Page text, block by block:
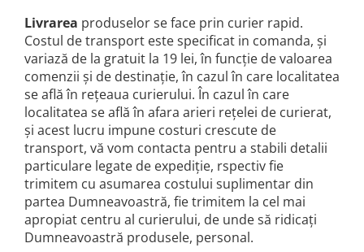
Livrarea produselor se face prin curier rapid.
Costul de transport este specificat in comanda, și
variază de la gratuit la 19 lei, în funcție de valoarea
comenzii și de destinație, în cazul în care localitatea
se află în rețeaua curierului. În cazul în care
localitatea se află în afara arieri rețelei de curierat,
și acest lucru impune costuri crescute de
transport, vă vom contacta pentru a stabili detalii
particulare legate de expediție, rspectiv fie
trimitem cu asumarea costului suplimentar din
partea Dumneavoastră, fie trimitem la cel mai
apropiat centru al curierului, de unde să ridicați
Dumneavoastră produsele, personal.